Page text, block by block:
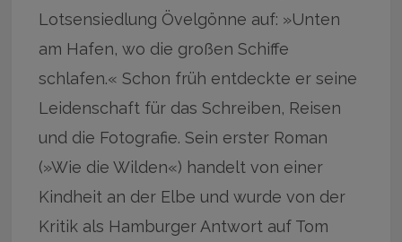
Lotsensiedlung Övelgönne auf: »Unten
am Hafen, wo die großen Schiffe
schlafen.« Schon früh entdeckte er seine
Leidenschaft für das Schreiben, Reisen
und die Fotografie. Sein erster Roman
(»Wie die Wilden«) handelt von einer
Kindheit an der Elbe und wurde von der
Kritik als Hamburger Antwort auf Tom